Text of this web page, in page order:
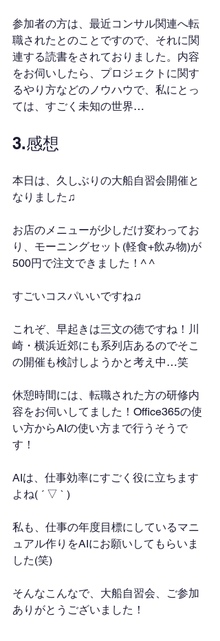
参加者の方は、最近コンサル関連へ転
職されたとのことですので、それに関
連する読書をされておりました。内容
をお伺いしたら、プロジェクトに関す
るやり方などのノウハウで、私にとっ
ては、すごく未知の世界…
3.感想
本日は、久しぶりの大船自習会開催と
なりました♫
お店のメニューが少しだけ変わってお
り、モーニングセット(軽食+飲み物)が
500円で注文できました！^ ^
すごいコスパいいですね♫
これぞ、早起きは三文の徳ですね！川
崎・横浜近郊にも系列店あるのでそこ
の開催も検討しようかと考え中…笑
休憩時間には、転職された方の研修内
容をお伺いしてました！Office365の使
い方からAIの使い方まで行うそうで
す！
AIは、仕事効率にすごく役に立ちます
よね( ´ ▽ ` )
私も、仕事の年度目標にしているマニ
ュアル作りをAIにお願いしてもらいま
した(笑)
そんなこんなで、大船自習会、ご参加
ありがとうございました！